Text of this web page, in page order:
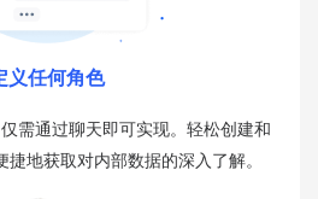
义任何角色
需通过聊天即可实现。轻松创建和
地获取对内部数据的深入了解。